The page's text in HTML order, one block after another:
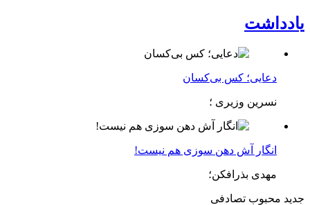
یادداشت
دعایی؛ کس بی‌کسان
نسرین وزیری ؛
انگار آش دهن سوزی هم نیست!
مهدی بذرافکن؛
جدید محبوب تصادفی